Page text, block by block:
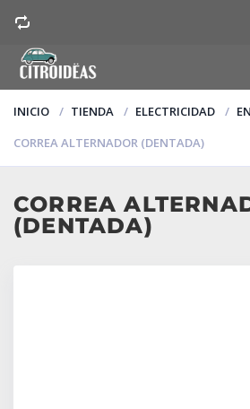
INICIO TIENDA ELECTRICIDAD
CORREA ALTERNADOR (DENTADA)
CORREA
(DENTADA)